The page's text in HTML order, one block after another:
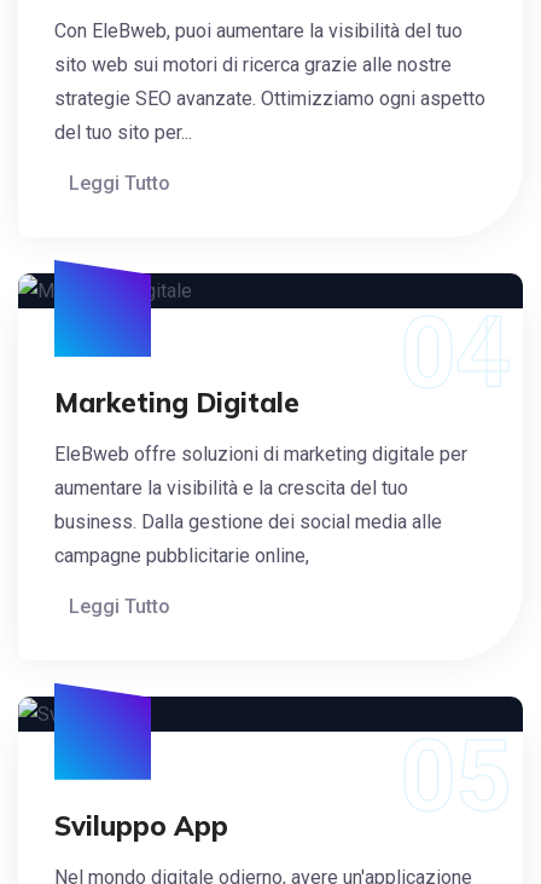
Con EleBweb, puoi aumentare la visibilità del tuo
sito web sui motori di ricerca grazie alle nostre
strategie SEO avanzate. Ottimizziamo ogni aspetto
del tuo sito per...
Leggi Tutto
Marketing Digitale 04
EleBweb offre soluzioni di marketing digitale per
aumentare la visibilità e la crescita del tuo
business. Dalla gestione dei social media alle
campagne pubblicitarie online,
Leggi Tutto
Sviluppo App 05
Nel mondo digitale odierno, avere un'applicazione